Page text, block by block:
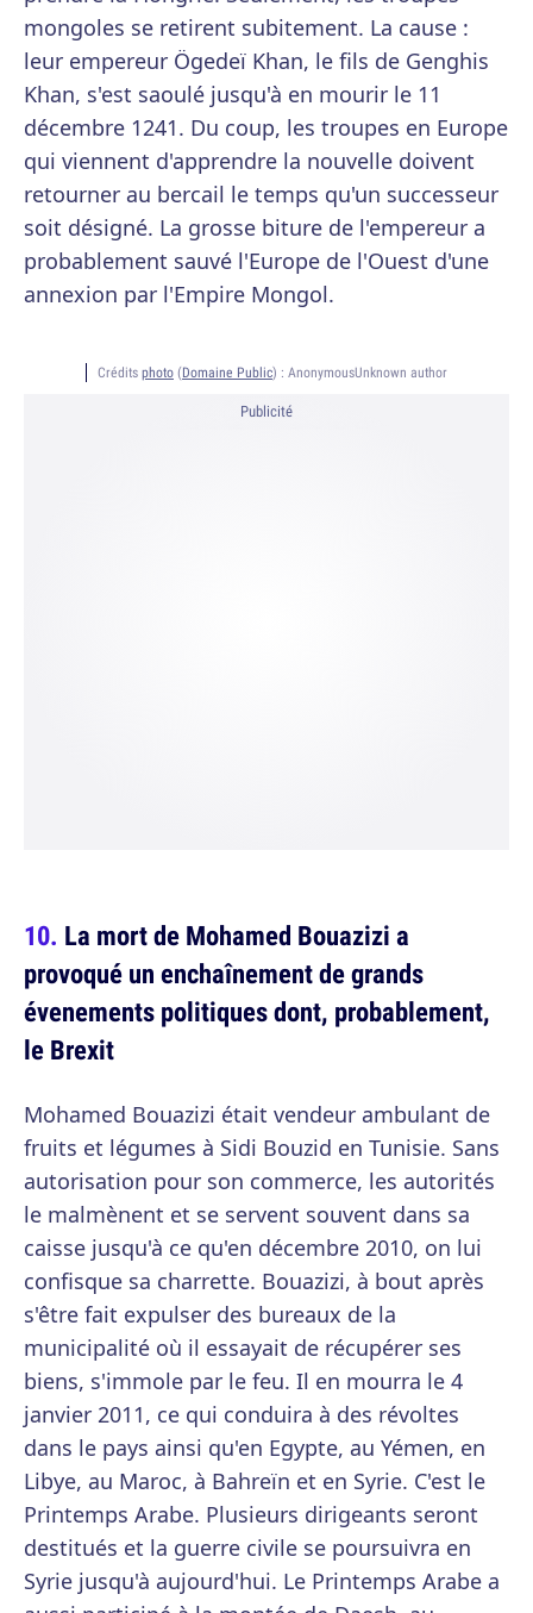
mongoles se retirent subitement. La cause :
leur empereur Ögedeï Khan, le fils de Genghis
Khan, s'est saoulé jusqu'à en mourir le 11
décembre 1241. Du coup, les troupes en Europe
qui viennent d'apprendre la nouvelle doivent
retourner au bercail le temps qu'un successeur
soit désigné. La grosse biture de l'empereur a
probablement sauvé l'Europe de l'Ouest d'une
annexion par l'Empire Mongol.
Crédits photo (Domaine Public) : AnonymousUnknown author
Publicité
La mort de Mohamed Bouazizi a
provoqué un enchaînement de grands
évenements politiques dont, probablement,
le Brexit
Mohamed Bouazizi était vendeur ambulant de
fruits et légumes à Sidi Bouzid en Tunisie. Sans
autorisation pour son commerce, les autorités
le malmènent et se servent souvent dans sa
caisse jusqu'à ce qu'en décembre 2010, on lui
confisque sa charrette. Bouazizi, à bout après
s'être fait expulser des bureaux de la
municipalité où il essayait de récupérer ses
biens, s'immole par le feu. Il en mourra le 4
janvier 2011, ce qui conduira à des révoltes
dans le pays ainsi qu'en Egypte, au Yémen, en
Libye, au Maroc, à Bahreïn et en Syrie. C'est le
Printemps Arabe. Plusieurs dirigeants seront
destitués et la guerre civile se poursuivra en
Syrie jusqu'à aujourd'hui. Le Printemps Arabe a